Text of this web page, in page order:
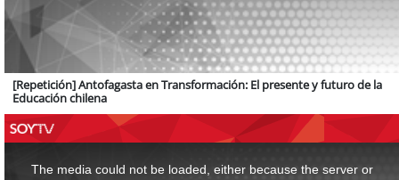
[Repetición] Antofagasta en Transformación: El presente y futuro de la
Educación chilena
The media could not be loaded, either because the server or